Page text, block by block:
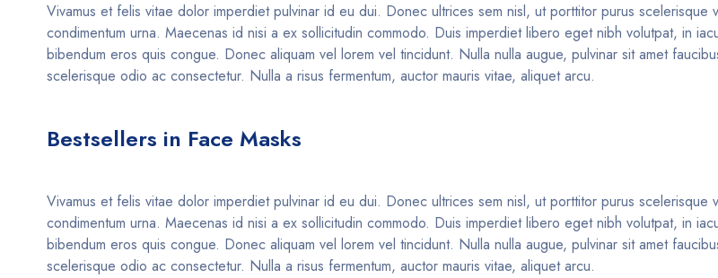
Vivamus et felis vitae dolor imperdiet pulvinar id eu dui. Donec ultrices sem nisl, ut porttitor purus scelerisque
condimentum urna. Maecenas id nisi a ex sollicitudin commodo. Duis imperdiet libero eget nibh volutpat, in
bibendum eros quis congue. Donec aliquam vel lorem vel tincidunt. Nulla nulla augue, pulvinar sit amet
scelerisque odio ac consectetur. Nulla a risus fermentum, auctor mauris vitae, aliquet arcu.
Bestsellers in Face Masks
Vivamus et felis vitae dolor imperdiet pulvinar id eu dui. Donec ultrices sem nisl, ut porttitor purus scelerisque
condimentum urna. Maecenas id nisi a ex sollicitudin commodo. Duis imperdiet libero eget nibh volutpat, in
bibendum eros quis congue. Donec aliquam vel lorem vel tincidunt. Nulla nulla augue, pulvinar sit amet
scelerisque odio ac consectetur. Nulla a risus fermentum, auctor mauris vitae, aliquet arcu.